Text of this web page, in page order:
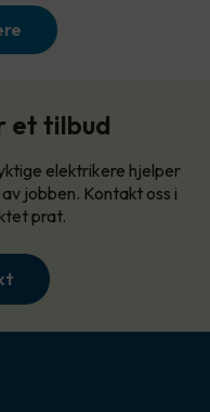
et tilbud
elektrikere hjelper
jobben. Kontakt oss i
prat.